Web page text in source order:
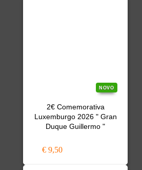
NOVO
2€ Comemorativa
Luxemburgo 2026 " Gran
Duque Guillermo "
€ 9,50